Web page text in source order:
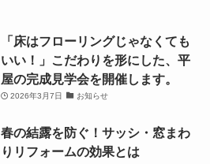
「床はフローリングじゃなくても
いい！」こだわりを形にした、平
屋の完成見学会を開催します。
2026年3月7日 お知らせ
春の結露を防ぐ！サッシ・窓まわ
りリフォームの効果とは